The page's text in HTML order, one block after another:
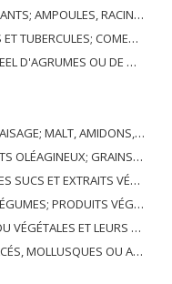
FLEURS COUPEES ET FEUILLAGE ORNEMENTAL
COMESTIBLE
OU DE MELONS
INULINE, GLUTEN DE BLÉ
INDUSTRIELLES OU MÉDICINALES; PAILLE ET FOURRAGE
ET EXTRAITS VÉGÉTAUX
NON DÉNOMMÉS NI COMPRIS AILLEURS
ANIMALES PRÉPARÉES; CIRES ANIMALES OU VÉGÉTALES
AQUATIQUES; PRÉPARATIONS DE CELLES-CI